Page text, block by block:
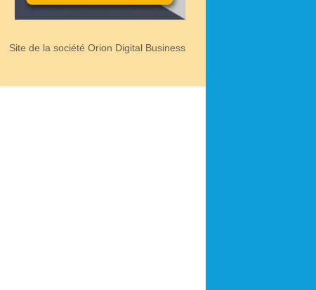
Site de la société Orion Digital Business